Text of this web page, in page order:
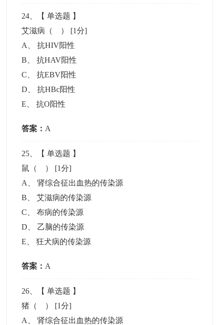
24 、【单选题 】
艾滋病（ ） [1分]
A
、抗HIV阳性
B 、抗HAV阳性
C 、抗EBV阳性
D 、抗HBc阳性
E 、抗O阳性
答案： A
25 、【单选题 】
鼠（ ） [1分]
A
、肾综合征出血热的传染源
B 、艾滋病的传染源
C 、布病的传染源
D
乙脑的传染源
E 、狂犬病的传染源
答案： A
26 、【单选题 】
猪（ ） [1分]
A
、肾综合征出血热的传染源